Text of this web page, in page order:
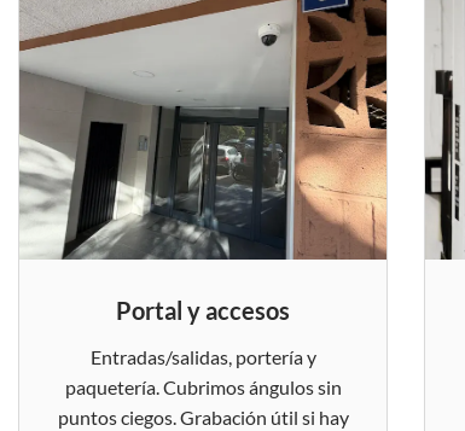
Portal y accesos
Entradas/salidas, portería y
paquetería. Cubrimos ángulos sin
puntos ciegos. Grabación útil si hay